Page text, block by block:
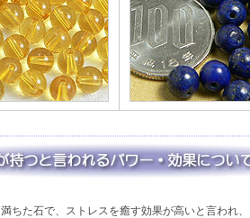
ちた石で、ストレスを癒す効果が高いと言われ